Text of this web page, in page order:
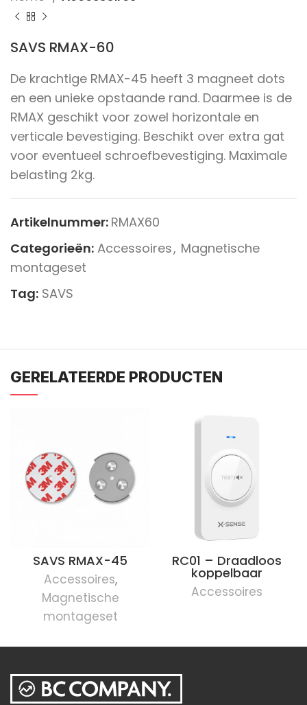
SAVS RMAX-60
De krachtige RMAX-45 heeft 3 magneet dots
en een unieke opstaande rand. Daarmee is de
RMAX geschikt voor zowel horizontale en
verticale bevestiging. Beschikt over extra gat
voor eventueel schroefbevestiging. Maximale
belasting 2kg.
Artikelnummer: RMAX60
Categorieën: Accessoires, Magnetische
montageset
Tag: SAVS
GERELATEERDE PRODUCTEN
SAVS RMAX-45
Accessoires,
Magnetische
montageset
RC01 – Draadloos
koppelbaar
Accessoires